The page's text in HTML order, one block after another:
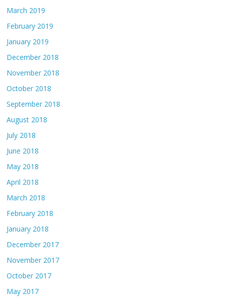
March 2019
February 2019
January 2019
December 2018
November 2018
October 2018
September 2018
August 2018
July 2018
June 2018
May 2018
April 2018
March 2018
February 2018
January 2018
December 2017
November 2017
October 2017
May 2017